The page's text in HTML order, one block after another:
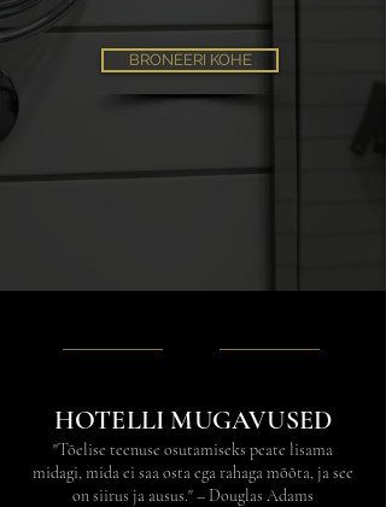
BRONEERI KOHE
HOTELLI MUGAVUSED
"Tõelise teenuse osutamiseks peate lisama
midagi, mida ei saa osta ega rahaga mõõta, ja see
on siirus ja ausus." – Douglas Adams